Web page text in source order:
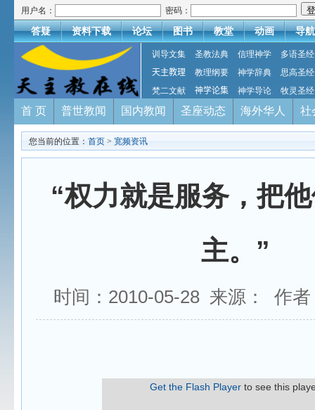
用户名： 密码：
答疑 资料下载 论坛 图书 教堂 动画 导航
训导文集 圣教法典 信理神学
多语圣经
天主教理
教理纲要 神学辞典
思高圣经
梵二文献
神学论集 神学导论 牧灵圣经
首 页 普世教闻 国内教闻 圣座动态 海外华人 社
您当前的位置： 首页 > 宽频资讯
“权力就是服务，把
主。”
时间：2010-05-28 来源： 作者
Get the Flash Playerto see this